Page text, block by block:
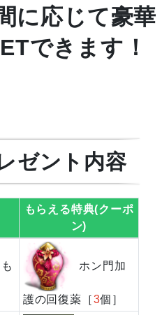
に応じて豪華
できます！
ゼント内容
もらえる特典(クーポ
ン)
ホン門加
護の回復薬 ［3個］